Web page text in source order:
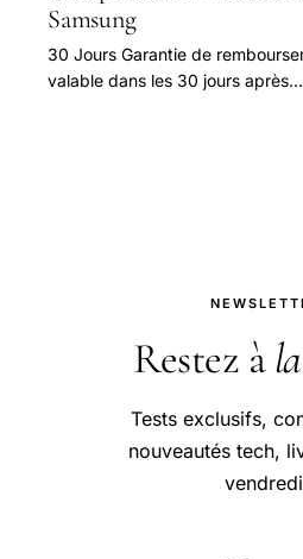
Samsung
30 Jours Garantie de
valable dans les 30 jours après
Restez à
Tests exclusifs,
nouveautés tech,